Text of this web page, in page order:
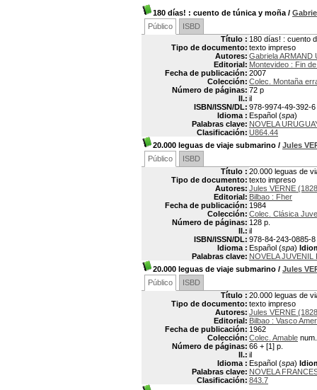
180 días! : cuento de túnica y moña /
Público
ISBD
Título : 180 días! : cuento
Tipo de documento: texto impreso
Autores: Gabriela ARMAND
Editorial: Montevideo : Fin
Fecha de publicación: 2007
Colección: Colec. Montaña
Número de páginas: 72 p
Il.: il
ISBN/ISSN/DL: 978-9974-49-392-6
Idioma : Español (spa)
Palabras clave: NOVELA
Clasificación: U864.44
20.000 leguas de viaje submarino / Jules
Público
ISBD
Título : 20.000 leguas de
Tipo de documento: texto impreso
Autores: Jules VERNE
Editorial: Bilbao : Fher
Fecha de publicación: 1984
Colección: Colec. Clásica
Número de páginas: 128 p.
Il.: il
ISBN/ISSN/DL: 978-84-243-0885-8
Idioma : Español (spa)
Palabras clave: NOVELA JUVENIL
20.000 leguas de viaje submarino / Jules
Público
ISBD
Título : 20.000 leguas de
Tipo de documento: texto impreso
Autores: Jules VERNE
Editorial: Bilbao : Vasco
Fecha de publicación: 1962
Colección: Colec. Amable
Número de páginas: 66 + [1] p.
Il.: il
Idioma : Español (spa)
Palabras clave: NOVELA
Clasificación: 843.7